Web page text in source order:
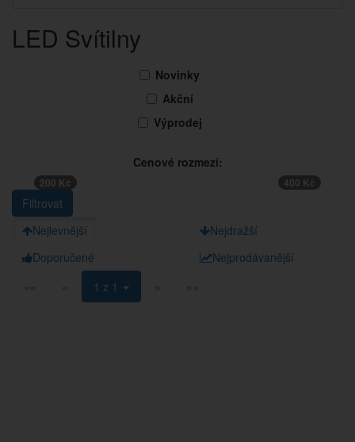
LED Svítilny
Novinky
Akční
Výprodej
Cenové rozmezí:
200 Kč 400 Kč
Nejlevnější
Nejdražší
Doporučené
Nejprodávanější
««
« 1 z 1 » »»